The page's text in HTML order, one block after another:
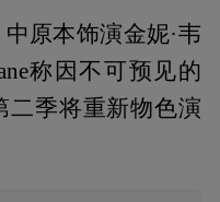
原本饰演金妮·韦
称因不可预见的
二季将重新物色演